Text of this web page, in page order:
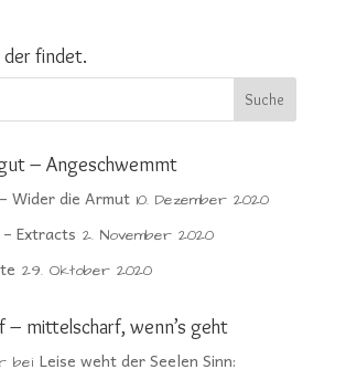
findet.
– Angeschwemmt
Wider die Armut 10. Dezember 2020
Extracts 2. November 2020
29. Oktober 2020
– mittelscharf, wenn’s geht
bei Leise weht der Seelen Sinn: